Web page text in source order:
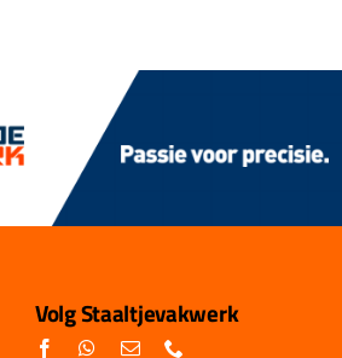
Volg Staaltjevakwerk